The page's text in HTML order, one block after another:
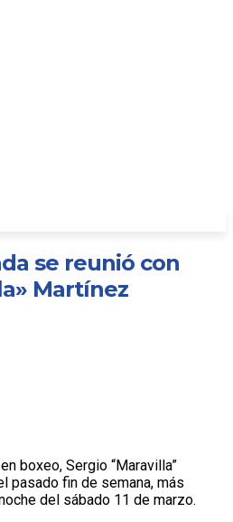
se reunió con
Martínez
boxeo, Sergio “Maravilla”
pasado fin de semana, más
del sábado 11 de marzo.